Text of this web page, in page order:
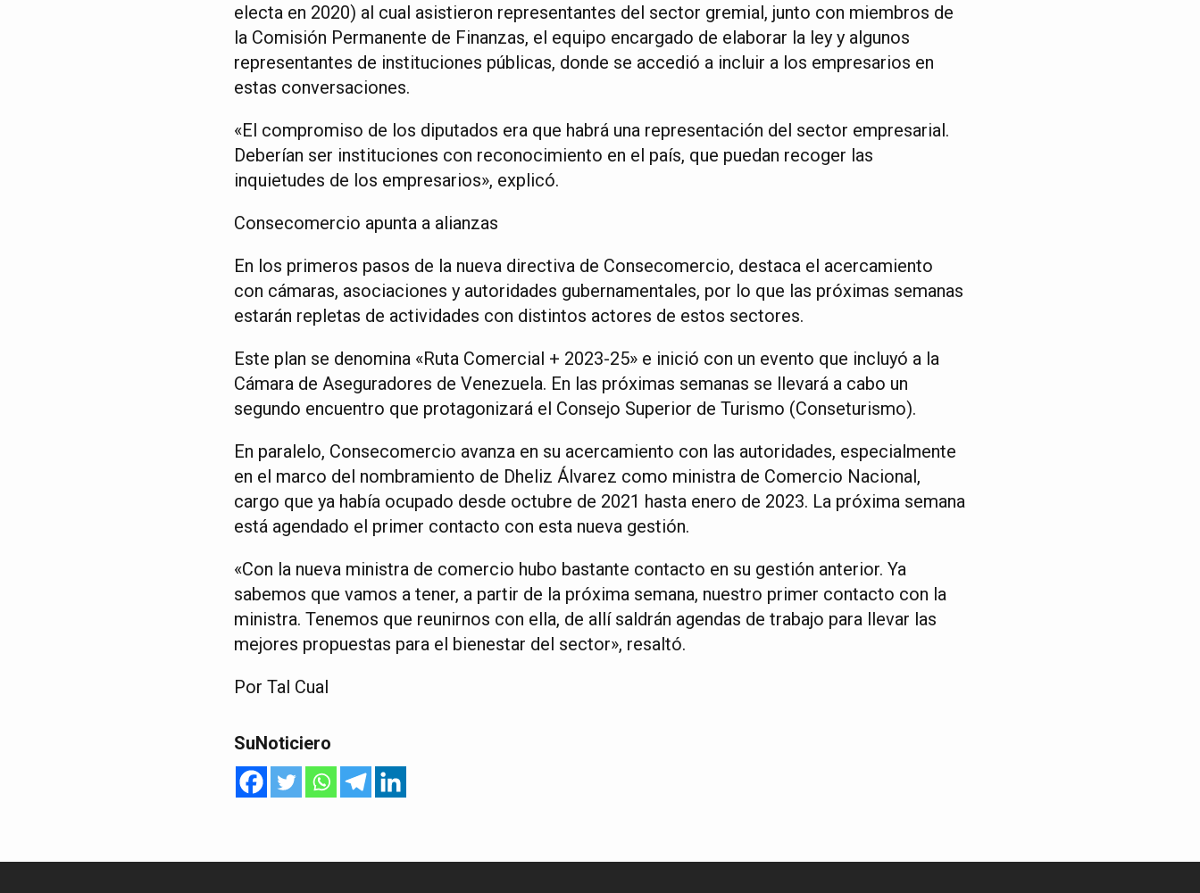
electa en 2020) al cual asistieron representantes del sector gremial, junto con miembros de
la Comisión Permanente de Finanzas, el equipo encargado de elaborar la ley y algunos
representantes de instituciones públicas, donde se accedió a incluir a los empresarios en
estas conversaciones.
«El compromiso de los diputados era que habrá una representación del sector empresarial.
Deberían ser instituciones con reconocimiento en el país, que puedan recoger las
inquietudes de los empresarios», explicó.
Consecomercio apunta a alianzas
En los primeros pasos de la nueva directiva de Consecomercio, destaca el acercamiento
con cámaras, asociaciones y autoridades gubernamentales, por lo que las próximas semanas
estarán repletas de actividades con distintos actores de estos sectores.
Este plan se denomina «Ruta Comercial + 2023-25» e inició con un evento que incluyó a la
Cámara de Aseguradores de Venezuela. En las próximas semanas se llevará a cabo un
segundo encuentro que protagonizará el Consejo Superior de Turismo (Conseturismo).
En paralelo, Consecomercio avanza en su acercamiento con las autoridades, especialmente
en el marco del nombramiento de Dheliz Álvarez como ministra de Comercio Nacional,
cargo que ya había ocupado desde octubre de 2021 hasta enero de 2023. La próxima semana
está agendado el primer contacto con esta nueva gestión.
«Con la nueva ministra de comercio hubo bastante contacto en su gestión anterior. Ya
sabemos que vamos a tener, a partir de la próxima semana, nuestro primer contacto con la
ministra. Tenemos que reunirnos con ella, de allí saldrán agendas de trabajo para llevar las
mejores propuestas para el bienestar del sector», resaltó.
Por Tal Cual
SuNoticiero